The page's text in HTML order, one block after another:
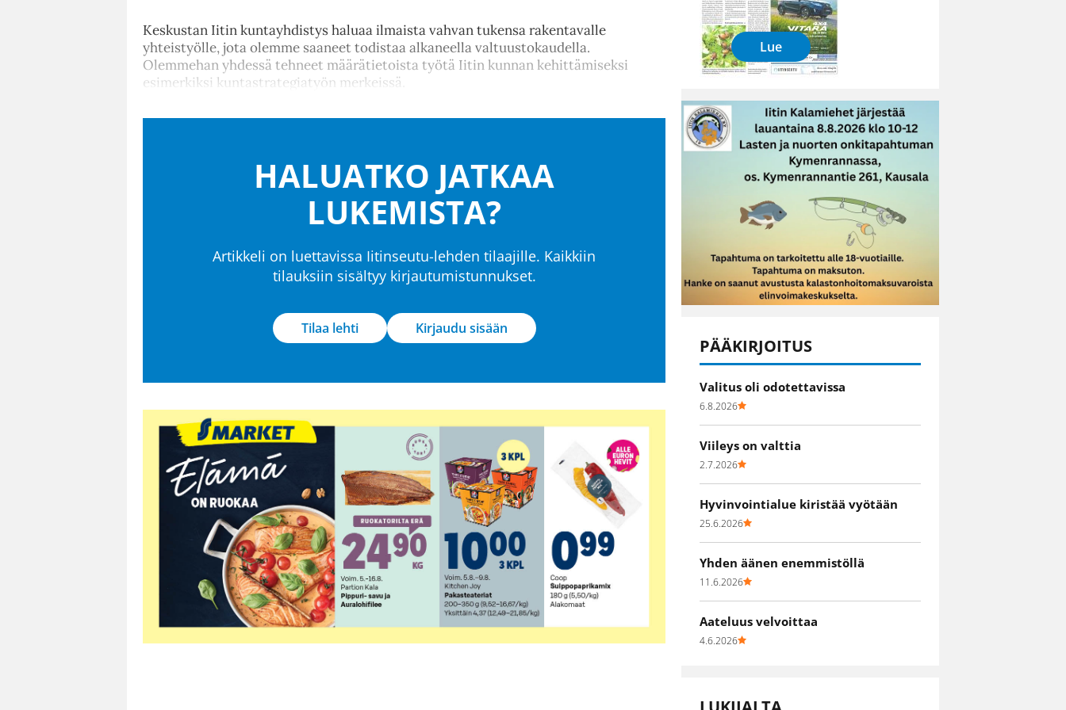
Keskustan Iitin kuntayhdistys haluaa ilmaista vahvan tukensa rakentavalle
yhteistyölle, jota olemme saaneet todistaa alkaneella valtuustokaudella.
Olemmehan yhdessä tehneet määrätietoista työtä Iitin kunnan kehittämiseksi
esimerkiksi kuntastrategiatyön merkeissä.
HALUATKO JATKAA
LUKEMISTA?
Artikkeli on luettavissa Iitinseutu-lehden tilaajille. Kaikkiin
tilauksiin sisältyy kirjautumistunnukset.
Tilaa lehti Kirjaudu sisään
Lue
PÄÄKIRJOITUS
Valitus oli odotettavissa
6.8.2026
Viileys on valttia
2.7.2026
Hyvinvointialue kiristää vyötään
25.6.2026
Yhden äänen enemmistöllä
11.6.2026
Aateluus velvoittaa
4.6.2026